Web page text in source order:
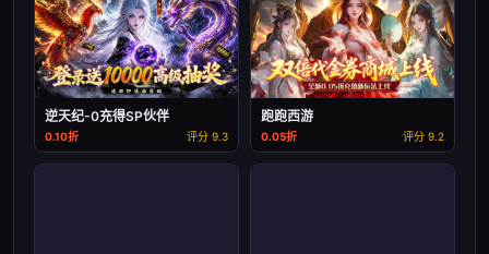
逆天纪-0充得SP伙伴
0.10折 评分 9.3
跑跑西游
0.05折 评分 9.2